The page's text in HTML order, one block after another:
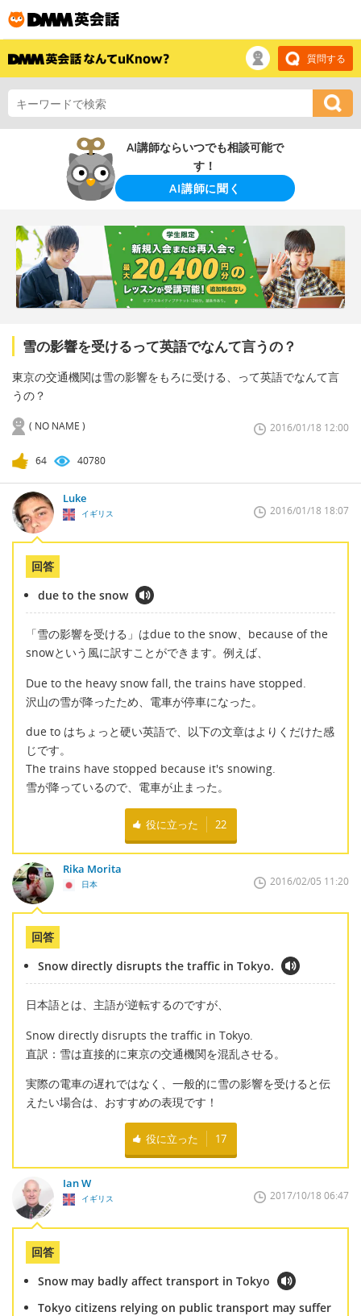
質問する
AI講師ならいつでも相談可能で
す！
AI講師に聞く
雪の影響を受けるって英語でなんて言うの？
東京の交通機関は雪の影響をもろに受ける、って英語でなんて言
うの？
( NO NAME ) 2016/01/18 12:00
64 40780
Luke
イギリス 2016/01/18 18:07
回答
due to the snow
「雪の影響を受ける」はdue to the snow、because of the
snowという風に訳すことができます。例えば、
Due to the heavy snow fall, the trains have stopped.
沢山の雪が降ったため、電車が停車になった。
due to はちょっと硬い英語で、以下の文章はよりくだけた感
じです。
The trains have stopped because it's snowing.
雪が降っているので、電車が止まった。
役に立った 22
Rika Morita
日本 2016/02/05 11:20
回答
Snow directly disrupts the traffic in Tokyo.
日本語とは、主語が逆転するのですが、
Snow directly disrupts the traffic in Tokyo.
直訳：雪は直接的に東京の交通機関を混乱させる。
実際の電車の遅れではなく、一般的に雪の影響を受けると伝
えたい場合は、おすすめの表現です！
役に立った 17
Ian W
イギリス 2017/10/18 06:47
回答
Snow may badly affect transport in Tokyo
Tokyo citizens relying on public transport may suffer